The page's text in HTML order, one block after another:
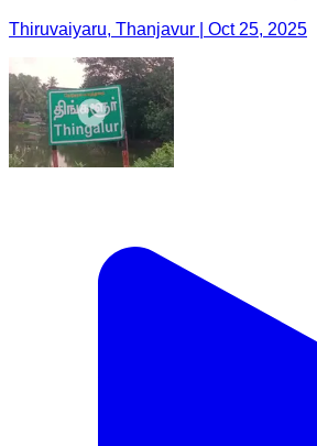
Thiruvaiyaru, Thanjavur | Oct 25, 2025